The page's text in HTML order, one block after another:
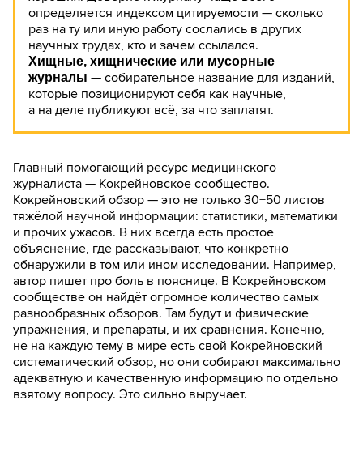
определяется индексом цитируемости — сколько
раз на ту или иную работу сослались в других
научных трудах, кто и зачем ссылался.
Хищные, хищнические или мусорные
журналы — собирательное название для изданий,
которые позиционируют себя как научные,
а на деле публикуют всё, за что заплатят.
Главный помогающий ресурс медицинского
журналиста — Кокрейновское сообщество.
Кокрейновский обзор — это не только 30−50 листов
тяжёлой научной информации: статистики, математики
и прочих ужасов. В них всегда есть простое
объяснение, где рассказывают, что конкретно
обнаружили в том или ином исследовании. Например,
автор пишет про боль в пояснице. В Кокрейновском
сообществе он найдёт огромное количество самых
разнообразных обзоров. Там будут и физические
упражнения, и препараты, и их сравнения. Конечно,
не на каждую тему в мире есть свой Кокрейновский
систематический обзор, но они собирают максимально
адекватную и качественную информацию по отдельно
взятому вопросу. Это сильно выручает.